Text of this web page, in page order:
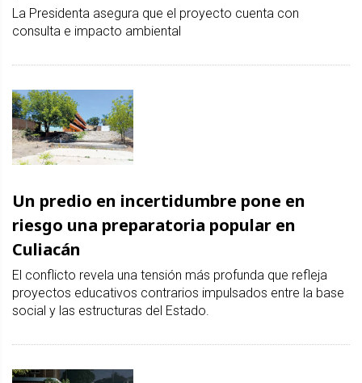
La Presidenta asegura que el proyecto cuenta con
consulta e impacto ambiental
Un predio en incertidumbre pone en
riesgo una preparatoria popular en
Culiacán
El conflicto revela una tensión más profunda que refleja
proyectos educativos contrarios impulsados entre la base
social y las estructuras del Estado.